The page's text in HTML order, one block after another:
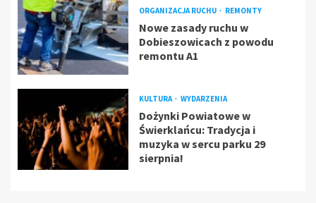
ORGANIZACJA RUCHU REMONTY
Nowe zasady ruchu w
Dobieszowicach z powodu
remontu A1
KULTURA WYDARZENIA
Dożynki Powiatowe w
Świerklańcu: Tradycja i
muzyka w sercu parku 29
sierpnia!